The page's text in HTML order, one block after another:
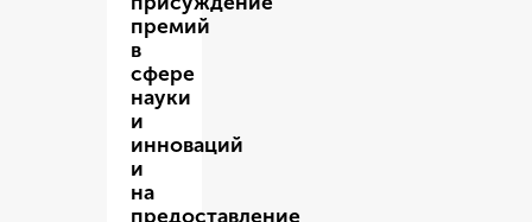
премий
в
сфере
науки
и
инноваций
и
на
предоставление